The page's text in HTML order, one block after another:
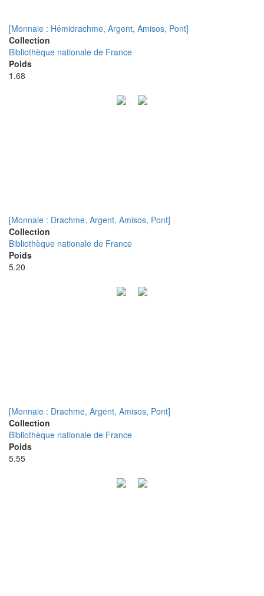
[Monnaie : Hémidrachme, Argent, Amisos, Pont]
Collection
Bibliothèque nationale de France
Poids
1.68
[Monnaie : Drachme, Argent, Amisos, Pont]
Collection
Bibliothèque nationale de France
Poids
5.20
[Monnaie : Drachme, Argent, Amisos, Pont]
Collection
Bibliothèque nationale de France
Poids
5.55